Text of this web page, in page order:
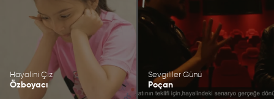
Hayalini Çiz
Özboyacı
Sevgililer Günü
Poçan